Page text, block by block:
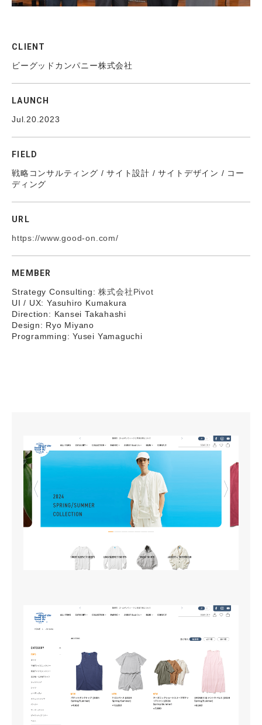
CLIENT
ビーグッドカンパニー株式会社
LAUNCH
Jul.20.2023
FIELD
戦略コンサルティング / サイト設計 / サイトデザイン / コー
ディング
URL
https://www.good-on.com/
MEMBER
Strategy Consulting:株式会社Pivot
UI / UX: Yasuhiro Kumakura
Direction: Kansei Takahashi
Design: Ryo Miyano
Programming: Yusei Yamaguchi